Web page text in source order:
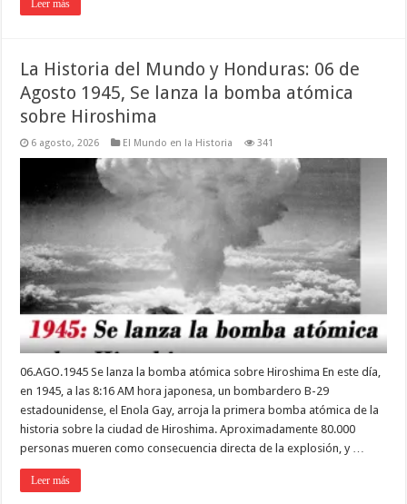
Leer más
La Historia del Mundo y Honduras: 06 de
Agosto 1945, Se lanza la bomba atómica
sobre Hiroshima
6 agosto, 2026 El Mundo en la Historia 341
06.AGO.1945 Se lanza la bomba atómica sobre Hiroshima En este día,
en 1945, a las 8:16 AM hora japonesa, un bombardero B-29
estadounidense, el Enola Gay, arroja la primera bomba atómica de la
historia sobre la ciudad de Hiroshima. Aproximadamente 80.000
personas mueren como consecuencia directa de la explosión, y …
Leer más